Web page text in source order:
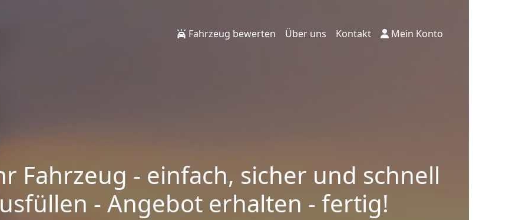
Fahrzeug bewerten Über uns Kontakt Mein Konto
Fahrzeug - einfach, sicher und schnell
- Angebot erhalten - fertig!